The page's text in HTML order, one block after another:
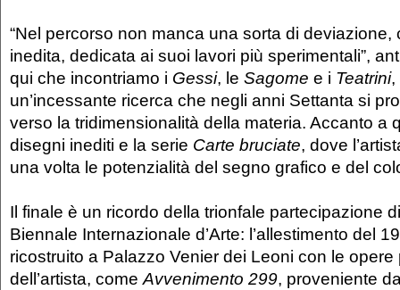
“Nel percorso non manca una sorta di deviazione,
inedita, dedicata ai suoi lavori più sperimentali”,
qui che incontriamo i Gessi, le Sagome e i Teatrini,
un’incessante ricerca che negli anni Settanta si
verso la tridimensionalità della materia. Accanto a
disegni inediti e la serie Carte bruciate, dove
una volta le potenzialità del segno grafico e del
Il finale è un ricordo della trionfale partecipazione
Biennale Internazionale d’Arte: l’allestimento del
ricostruito a Palazzo Venier dei Leoni con le
dell’artista, come Avvenimento 299, proveniente